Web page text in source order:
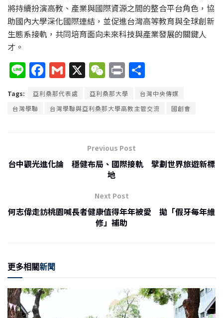
將持續扮演高教、產業與國際資源之間的整合平台角色，協
助國內大學深化國際連結，並促進台灣高等教育與全球創新
生態系接軌，共同培育面向未來科技與產業發展的關鍵人
才。
Li
n
e
F
a
c
e
o
G
m
ai
l
X W
e
C
h
P
ri
nt
享
Tags: 亞利桑那代表處 亞利桑那大學
台灣中央傳媒
台灣學聯
台灣學聯與亞利桑那大學高教主管交流 國創會
Previous Post
台中觀光進化論 穩健布局、國際接軌 擘劃世界旅遊新標
地
Next Post
何志偉走訪桃園喊長者健康值得年年被愛 拋「假牙每年維
修」補助
更多相關新聞